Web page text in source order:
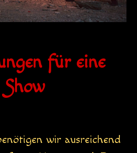
für eine
Show
wir ausreichend